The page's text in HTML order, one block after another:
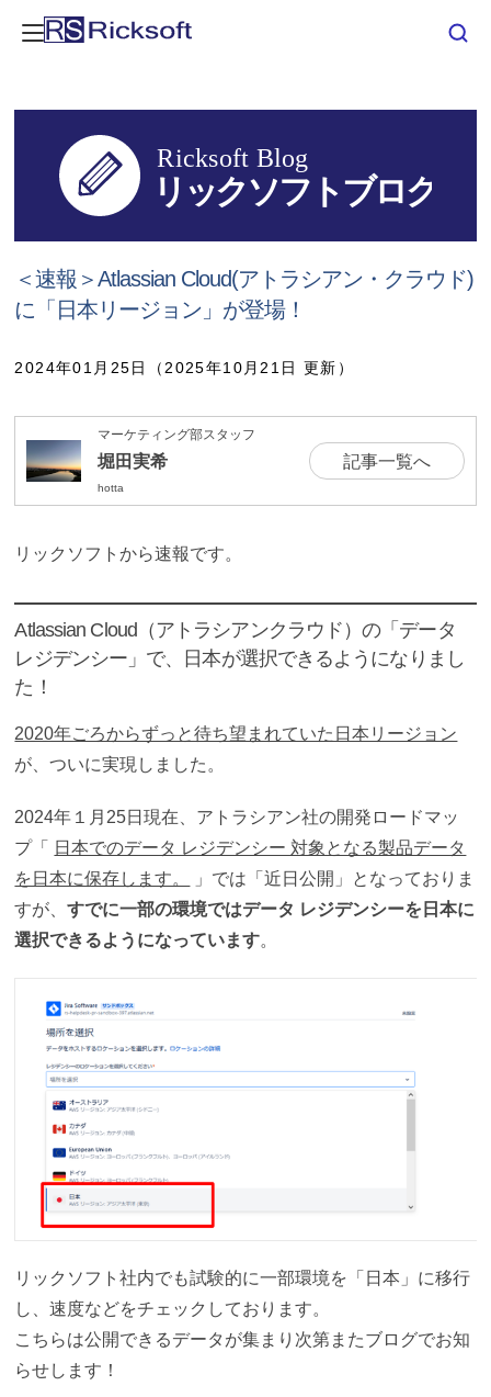
＜速報＞Atlassian Cloud(アトラシアン・クラウド)
に「日本リージョン」が登場！
2024年01月25日（2025年10月21日 更新）
マーケティング部スタッフ
堀田実希
hotta
記事一覧へ
リックソフトから速報です。
Atlassian Cloud（アトラシアンクラウド）の「データ
レジデンシー」で、日本が選択できるようになりまし
た！
2020年ごろからずっと待ち望まれていた日本リージョン
が、ついに実現しました。
2024年１月25日現在、アトラシアン社の開発ロードマッ
プ「
日本でのデータ レジデンシー 対象となる製品データ
を日本に保存します。
」では「近日公開」となっておりま
すが、すでに一部の環境ではデータ レジデンシーを日本に
選択できるようになっています。
リックソフト社内でも試験的に一部環境を「日本」に移行
し、速度などをチェックしております。
こちらは公開できるデータが集まり次第またブログでお知
らせします！